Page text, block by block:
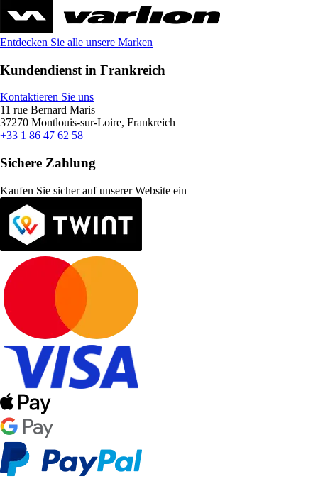
Entdecken Sie alle unsere Marken
Kundendienst in Frankreich
Kontaktieren Sie uns
11 rue Bernard Maris
37270 Montlouis-sur-Loire, Frankreich
+33 1 86 47 62 58
Sichere Zahlung
Kaufen Sie sicher auf unserer Website ein